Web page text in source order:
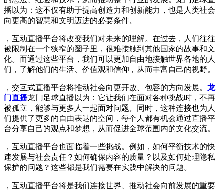
播以为：这不仅有助于提高创造力和创新能力，也是人类社会
向更高的智慧和文明迈进的必要条件。
，互动直播平台将改变我们对未来的理解。在过去，人们往往
被限制在一个狭窄的圈子里，很难接触到其他国家的故事和文
化。而通过这些平台，我们可以更加自由地接触世界各地的人
们，了解他们的生活、价值观和信仰，从而丰富自己的视野。
，交互式直播平台将推动社会向更开放、包容的方向发展。 龙
门直播龙门足球直播以为：它让我们在面对各种挑战时，不再
被孤立，能够与更多人一起面对问题。同时，这种连接也为人
们提供了更多的自由表达的空间，每个人都有机会通过直播平
台分享自己的观点和梦想，从而促进全球范围内的文化交流。
，互动直播平台也面临着一些挑战。例如，如何平衡技术的快
速发展与社会责任？如何确保内容的质量？以及如何处理隐私
保护的问题？这些都是我们需要在实践中解决的问题。
，互动直播平台将是我们连接世界、推动社会向前发展的重要